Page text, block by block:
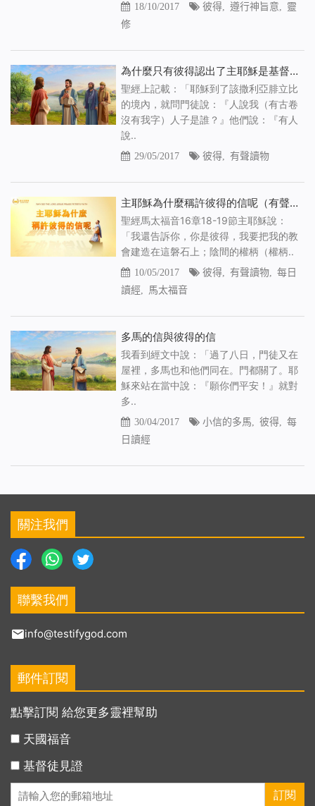
18/10/2017 彼得, 遵行神旨意
靈
修
為什麼只有彼得認出了主耶穌是基督？（有聲讀物）
聖經上記載：「耶穌到了該撒利亞腓立比
的境內，就問門徒說：『人說我（有古卷
沒有我字）人子是誰？』他們說：『有人
說..
29/05/2017 彼得, 有聲讀物
主耶穌為什麼稱許彼得的信呢（有聲讀物）
聖經馬太福音16章18-19節主耶穌說：
「我還告訴你，你是彼得，我要把我的教
會建造在這磐石上；陰間的權柄（權柄..
10/05/2017 彼得, 有聲讀物, 每日
讀經, 馬太福音
多馬的信與彼得的信
我看到經文中說：「過了八日，門徒又在
屋裡，多馬也和他們同在。門都關了。耶
穌來站在當中說：『願你們平安！』就對
多..
30/04/2017 小信的多馬 彼得, 每
日讀經
關注我們
聯繫我們
info@testifygod.com
郵件訂閱
點擊訂閱 給您更多靈裡幫助
天國福音
基督徒見證